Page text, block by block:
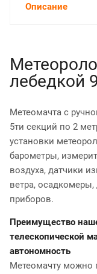
Описание
лебедкой
Метеомачта с
5ти секций по 2
установки
барометры,
воздуха, датчики
ветра, осадкомеры,
приборов.
Преимущество
телескопической
автономность
Метеомачту можно